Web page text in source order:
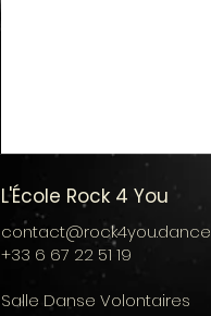
L'École Rock 4 You
contact@rock4you.dance
+33 6 67 22 51 19
Salle Danse Volontaires